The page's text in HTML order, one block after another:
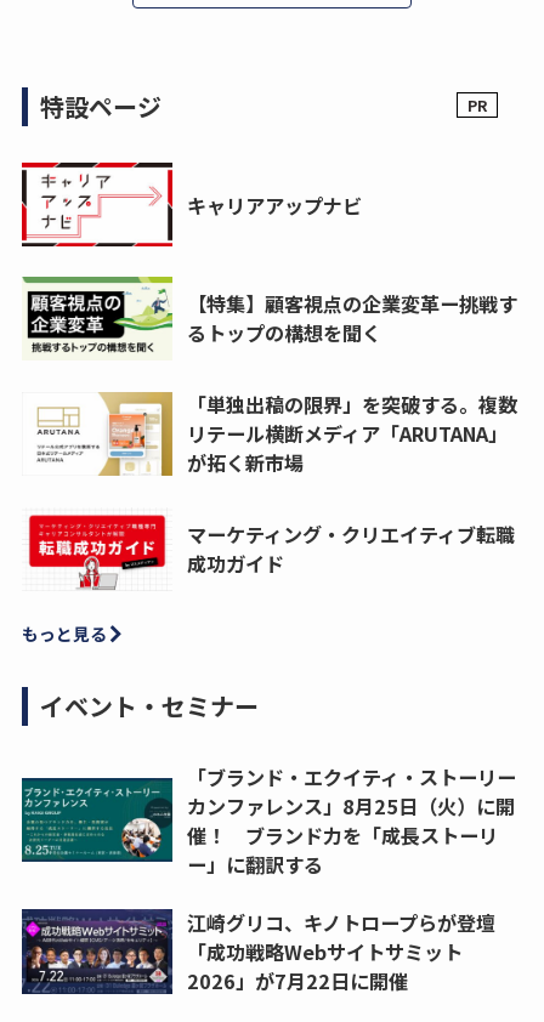
特設ページ
キャリアアップナビ
【特集】顧客視点の企業変革ー挑戦す
るトップの構想を聞く
「単独出稿の限界」を突破する。複数
リテール横断メディア「ARUTANA」
が拓く新市場
マーケティング・クリエイティブ転職
成功ガイド
もっと見る
イベント・セミナー
「ブランド・エクイティ・ストーリー
カンファレンス」8月25日（火）に開
催！ ブランド力を「成長ストーリ
ー」に翻訳する
江崎グリコ、キノトロープらが登壇
「成功戦略Webサイトサミット
2026」が7月22日に開催